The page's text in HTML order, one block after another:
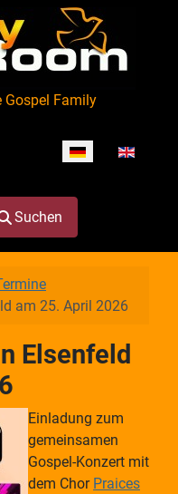
Gospel Family
Sprache
Suchen
am 25. April 2026
Elsenfeld
Einladung zum
gemeinsamen
Gospel-Konzert mit
dem Chor Praices